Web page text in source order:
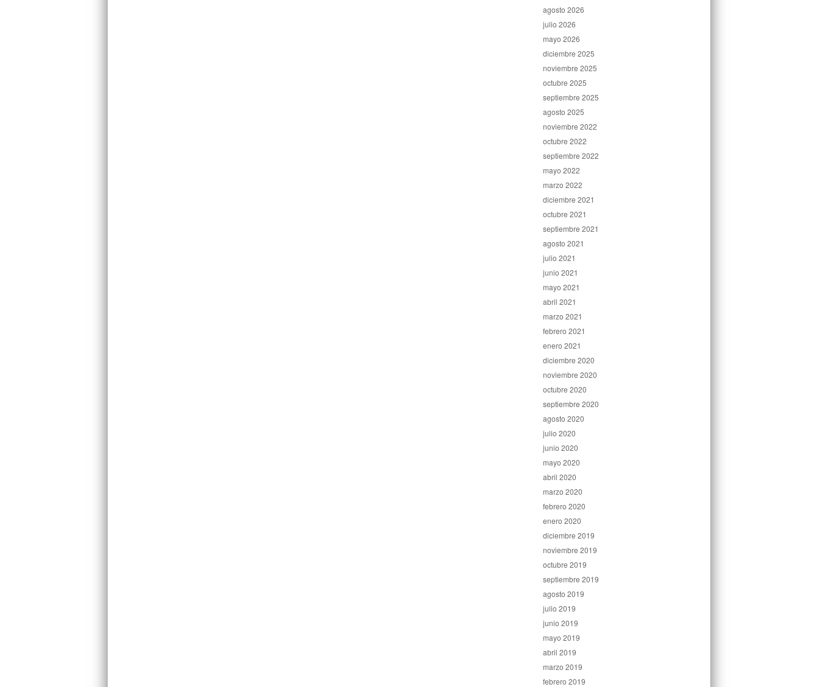
agosto 2026
julio 2026
mayo 2026
diciembre 2025
noviembre 2025
octubre 2025
septiembre 2025
agosto 2025
noviembre 2022
octubre 2022
septiembre 2022
mayo 2022
marzo 2022
diciembre 2021
octubre 2021
septiembre 2021
agosto 2021
julio 2021
junio 2021
mayo 2021
abril 2021
marzo 2021
febrero 2021
enero 2021
diciembre 2020
noviembre 2020
octubre 2020
septiembre 2020
agosto 2020
julio 2020
junio 2020
mayo 2020
abril 2020
marzo 2020
febrero 2020
enero 2020
diciembre 2019
noviembre 2019
octubre 2019
septiembre 2019
agosto 2019
julio 2019
junio 2019
mayo 2019
abril 2019
marzo 2019
febrero 2019